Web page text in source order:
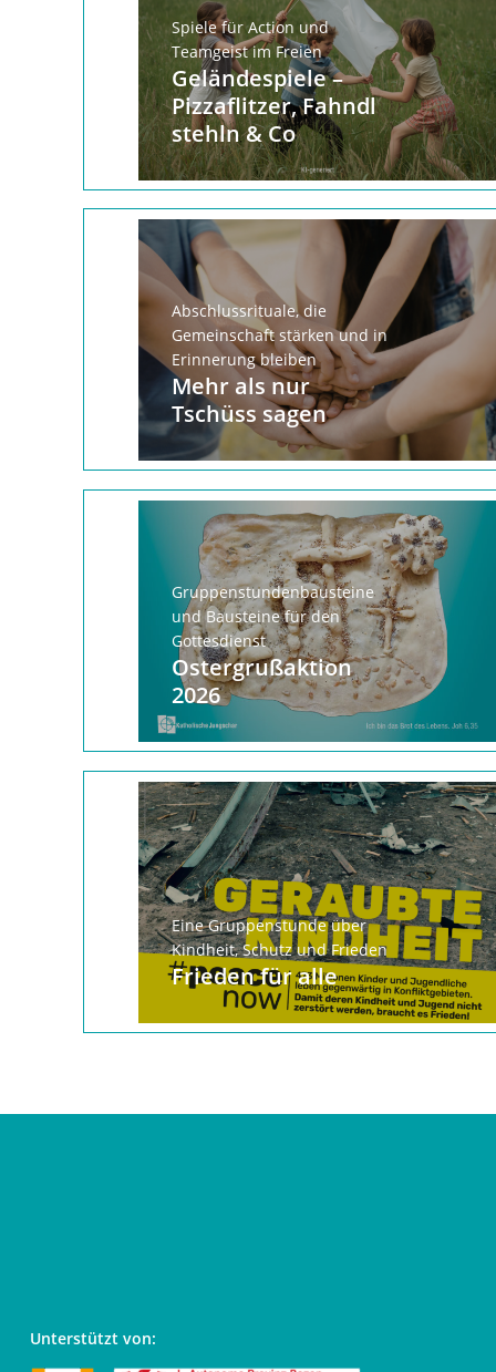
Spiele für Action und
Teamgeist im Freien
Geländespiele –
Pizzaflitzer, Fahndl
stehln & Co
Abschlussrituale, die
Gemeinschaft stärken und in
Erinnerung bleiben
Mehr als nur
Tschüss sagen
Gruppenstundenbausteine
und Bausteine für den
Gottesdienst
Ostergrußaktion
2026
Eine Gruppenstunde über
Kindheit, Schutz und Frieden
Frieden für alle
Unterstützt von: